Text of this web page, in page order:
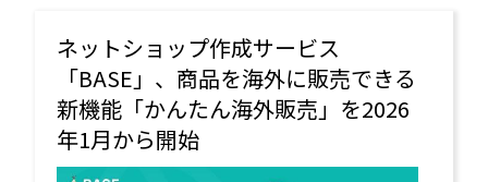
ネットショップ作成サービス
「BASE」、商品を海外に販売できる
新機能「かんたん海外販売」を2026
年1月から開始